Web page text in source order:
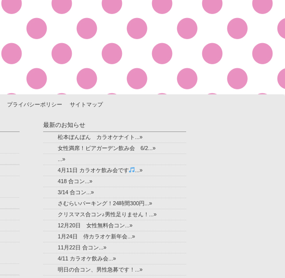
プライバシーポリシー サイトマップ
最新のお知らせ
松本ぼんぼん カラオケナイト...»
女性満席！ビアガーデン飲み会 6/2...»
...»
4月11日 カラオケ飲み会です
...»
418 合コン...»
3/14 合コン...»
さむらいパーキング！24時間300円...»
クリスマス合コン♪男性足りません！...»
12月20日 女性無料合コン...»
1月24日 侍カラオケ新年会...»
11月22日 合コン...»
4/11 カラオケ飲み会...»
明日の合コン、男性急募です！...»